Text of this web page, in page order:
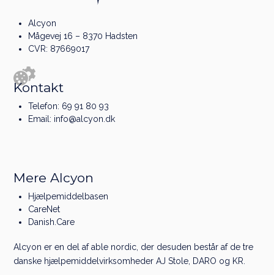
Alcyon
Mågevej 16 – 8370 Hadsten
CVR: 87669017
Kontakt
Telefon: 69 91 80 93
Email: info@alcyon.dk
Mere Alcyon
Hjælpemiddelbasen
CareNet
Danish.Care
Alcyon er en del afable nordic , der desuden består af de tre
danske hjælpe­middel­virksomhederAJ Stole DARO og KR